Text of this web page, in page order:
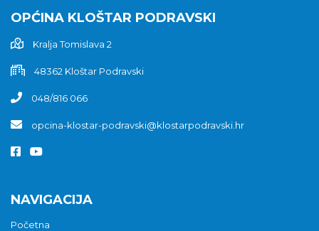
OPĆINA KLOŠTAR PODRAVSKI
Kralja Tomislava 2
48362 Kloštar Podravski
048/816 066
opcina-klostar-podravski@klostarpodravski.hr
NAVIGACIJA
Početna